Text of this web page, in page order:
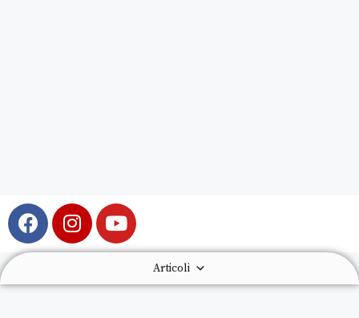
Articoli